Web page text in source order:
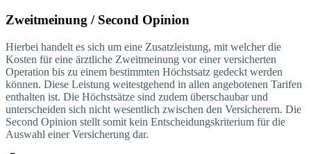
Zweitmeinung / Second Opinion
Hierbei handelt es sich um eine Zusatzleistung, mit welcher die
Kosten für eine ärztliche Zweitmeinung vor einer versicherten
Operation bis zu einem bestimmten Höchstsatz gedeckt werden
können. Diese Leistung weitestgehend in allen angebotenen Tarifen
enthalten ist. Die Höchstsätze sind zudem überschaubar und
unterscheiden sich nicht wesentlich zwischen den Versicherern. Die
Second Opinion stellt somit kein Entscheidungskriterium für die
Auswahl einer Versicherung dar.